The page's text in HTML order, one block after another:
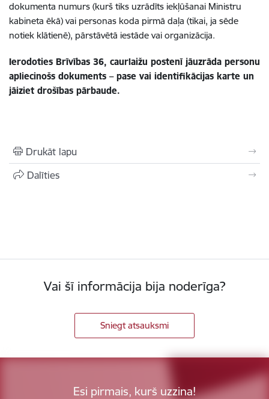
dokumenta numurs (kurš tiks uzrādīts iekļūšanai Ministru
kabineta ēkā) vai personas koda pirmā daļa (tikai, ja sēde
notiek klātienē), pārstāvētā iestāde vai organizācija.
Ierodoties Brīvības 36, caurlaižu postenī jāuzrāda personu
apliecinošs dokuments – pase vai identifikācijas karte un
jāiziet drošības pārbaude.
Drukāt lapu
Dalīties
Vai šī informācija bija noderīga?
Sniegt atsauksmi
Esi pirmais, kurš uzzina!